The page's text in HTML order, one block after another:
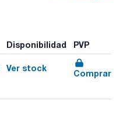
Disponibilidad PVP
Ver stock
Comprar